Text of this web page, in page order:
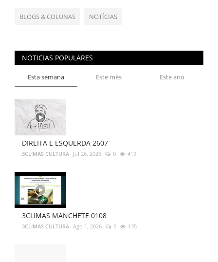
BLOGS & COLUNAS NOTÍCIAS
NOTICIAS POPULARES
Esta semana Este mês Este ano
DIREITA E ESQUERDA 2607
3CLIMAS CULTURA Jul 26, 2026 0 419
3CLIMAS MANCHETE 0108
3CLIMAS CULTURA Ago 1, 2026 0 135